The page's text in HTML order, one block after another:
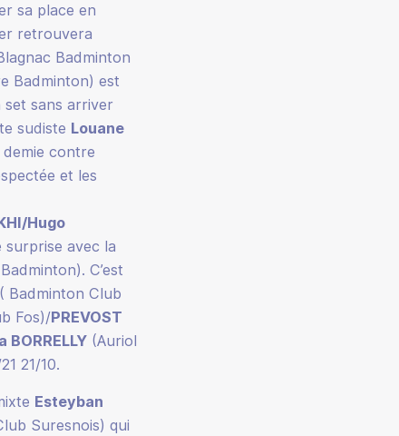
sa place en
retrouvera
Badminton
Badminton) est
sans arriver
sudiste Louane
contre
et les
Hugo
avec la
C’est
( Badminton Club
Fos)/PREVOST
BORRELLY(Auriol
21/10.
Esteyban
Suresnois) qui